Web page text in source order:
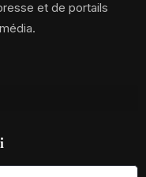
et de portails